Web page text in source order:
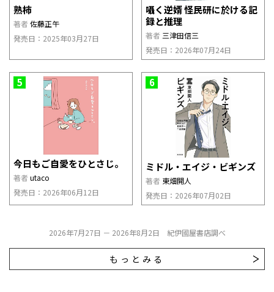
熟柿
著者 佐藤正午
発売日：2025年03月27日
囁く逆婿 怪民研に於ける記
録と推理
著者 三津田信三
発売日：2026年07月24日
5
今日もご自愛をひとさじ。
著者 utaco
発売日：2026年06月12日
6
ミドル・エイジ・ビギンズ
著者 東畑開人
発売日：2026年07月02日
2026年7月27日 － 2026年8月2日 紀伊國屋書店調べ
もっとみる